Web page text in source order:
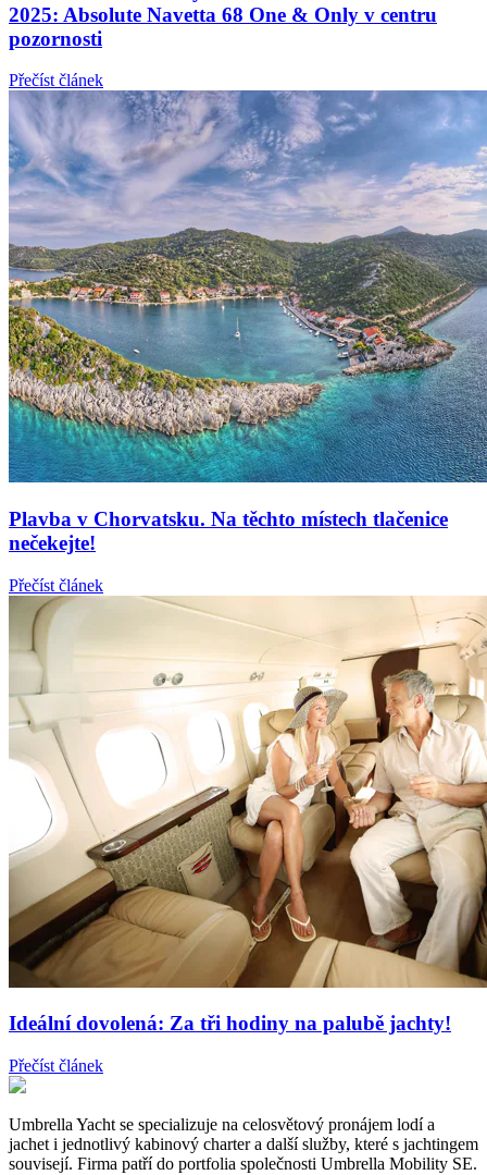
2025: Absolute Navetta 68 One & Only v centru
pozornosti
Přečíst článek
Plavba v Chorvatsku. Na těchto místech tlačenice
nečekejte!
Přečíst článek
Ideální dovolená: Za tři hodiny na palubě jachty!
Přečíst článek
Umbrella Yacht se specializuje na celosvětový pronájem lodí a
jachet i jednotlivý kabinový charter a další služby, které s jachtingem
souvisejí. Firma patří do portfolia společnosti Umbrella Mobility SE.